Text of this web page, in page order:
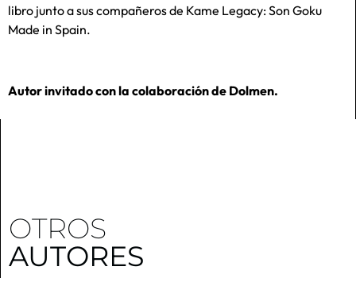
libro junto a sus compañeros de Kame Legacy: Son Goku
Made in Spain.
Autor invitado con la colaboración de Dolmen.
OTROS
AUTORES